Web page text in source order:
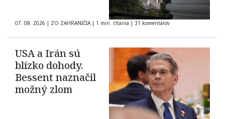
07. 08. 2026 | ZO ZAHRANIČIA | 1 min. čítania | 31 komentárov
USA a Irán sú
blízko dohody.
Bessent naznačil
možný zlom